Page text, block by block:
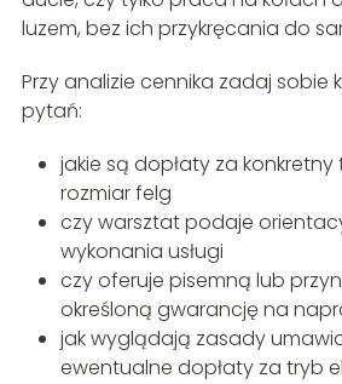
luzem, bez ich przykręcania do
Przy analizie cennika zadaj sobie
pytań:
jakie są dopłaty za
rozmiar felg
czy warsztat podaje
wykonania usługi
czy oferuje pisemną lub
określoną gwarancję na
jak wyglądają zasady
ewentualne dopłaty za tryb